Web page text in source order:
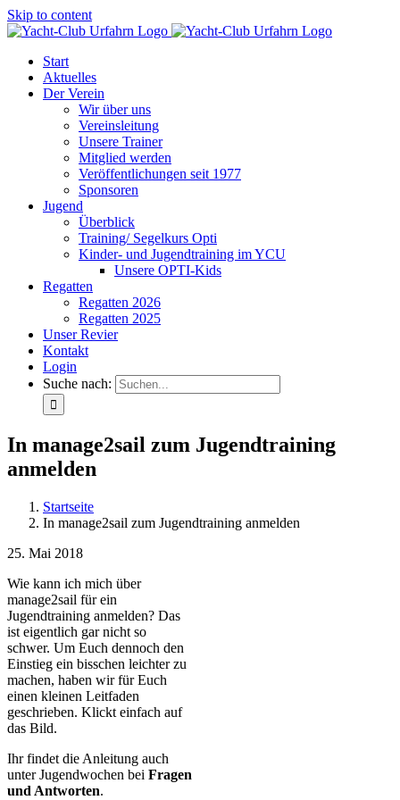
Skip to content
Start
Aktuelles
Der Verein
Wir über uns
Vereinsleitung
Unsere Trainer
Mitglied werden
Veröffentlichungen seit 1977
Sponsoren
Jugend
Überblick
Training/ Segelkurs Opti
Kinder- und Jugendtraining im YCU
Unsere OPTI-Kids
Regatten
Regatten 2026
Regatten 2025
Unser Revier
Kontakt
Login
Suche nach:
In manage2sail zum Jugendtraining
anmelden
Startseite
In manage2sail zum Jugendtraining anmelden
25. Mai 2018
Wie kann ich mich über
manage2sail für ein
Jugendtraining anmelden? Das
ist eigentlich gar nicht so
schwer. Um Euch dennoch den
Einstieg ein bisschen leichter zu
machen, haben wir für Euch
einen kleinen Leitfaden
geschrieben. Klickt einfach auf
das Bild.
Ihr findet die Anleitung auch
unter Jugendwochen bei Fragen
und Antworten.